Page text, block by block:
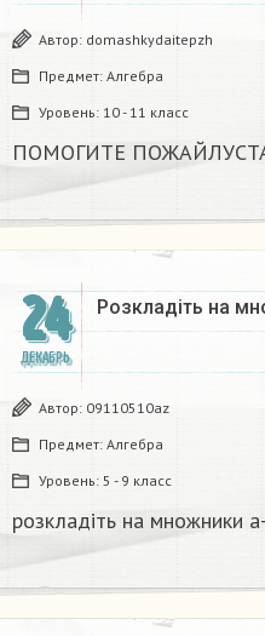
Автор: domashkydaitepzh
Предмет: Алгебра
Уровень: 10 - 11 класс
ПОМОГИТЕ
24
ДЕКАБРЬ
Розкладіть на
Автор: 09110510az
Предмет: Алгебра
Уровень: 5 - 9 класс
розкладіть на множники